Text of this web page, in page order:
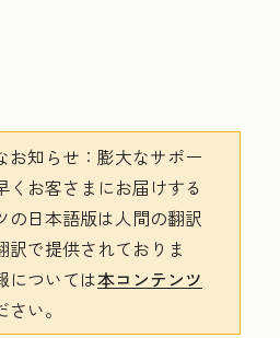
お知らせ ：膨大なサポー
くお客さまにお届けする
の日本語版は人間の翻訳
訳で提供されておりま
については本コンテンツ
い。